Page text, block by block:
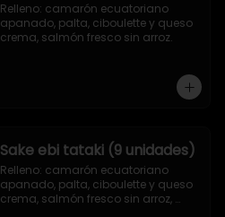
Relleno: camarón ecuatoriano
apanado, palta, ciboulette y queso
crema, salmón fresco sin arroz.
Sake ebi tataki (9 unidades)
Relleno: camarón ecuatoriano
apanado, palta, ciboulette y queso
crema, salmón fresco sin arroz,